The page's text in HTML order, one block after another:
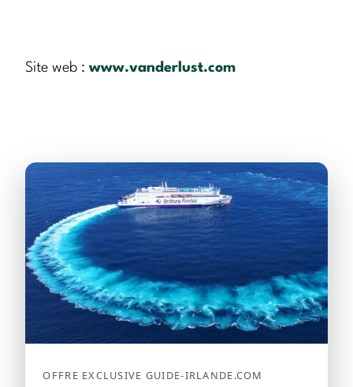
Site web : www.vanderlust.com
OFFRE EXCLUSIVE GUIDE-IRLANDE.COM